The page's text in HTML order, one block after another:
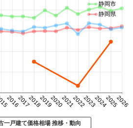
20162017201820192020202120222023202420252026
静岡市
静岡県
一戸建て価格相場 推移・動向